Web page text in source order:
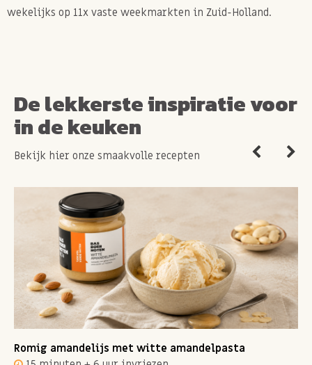
wekelijks op 11x vaste weekmarkten in Zuid-Holland.
De lekkerste inspiratie voor
in de keuken
Bekijk hier onze smaakvolle recepten
Romig amandelijs met witte amandelpasta